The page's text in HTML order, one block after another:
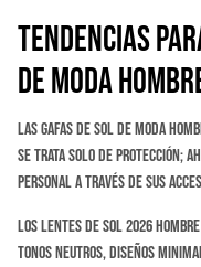
Tendencias
de Moda
Las gafas de sol de moda
se trata solo de protección;
personal a través de sus
Los lentes de sol 2026
tonos neutros, diseños